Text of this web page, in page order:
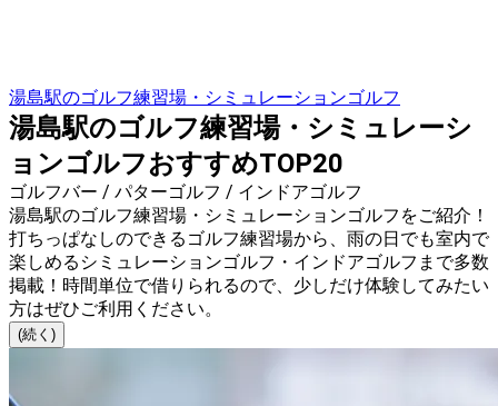
湯島駅のゴルフ練習場・シミュレーションゴルフ
湯島駅のゴルフ練習場・シミュレーシ
ョンゴルフおすすめTOP20
ゴルフバー / パターゴルフ / インドアゴルフ
湯島駅のゴルフ練習場・シミュレーションゴルフをご紹介！
打ちっぱなしのできるゴルフ練習場から、雨の日でも室内で
楽しめるシミュレーションゴルフ・インドアゴルフまで多数
掲載！時間単位で借りられるので、少しだけ体験してみたい
方はぜひご利用ください。
(続く)